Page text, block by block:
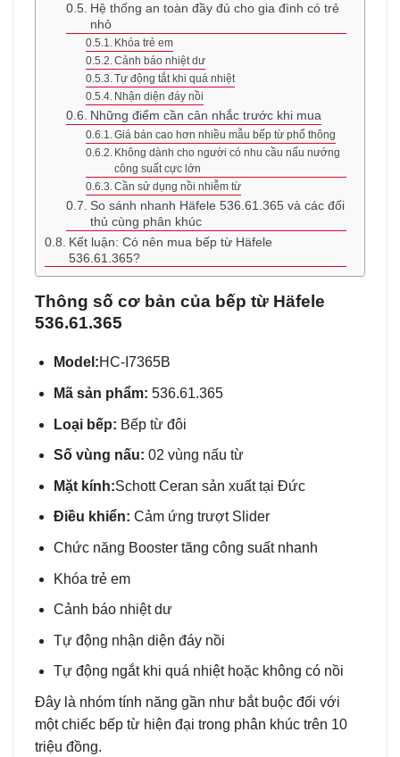
Hệ thống an toàn đầy đủ cho gia đình có trẻ
nhỏ
Khóa trẻ em
Cảnh báo nhiệt dư
Tự động tắt khi quá nhiệt
Nhận diện đáy nồi
Những điểm cần cân nhắc trước khi mua
Giá bán cao hơn nhiều mẫu bếp từ phổ thông
Không dành cho người có nhu cầu nấu nướng
công suất cực lớn
Cần sử dụng nồi nhiễm từ
So sánh nhanh Häfele 536.61.365 và các đối
thủ cùng phân khúc
Kết luận: Có nên mua bếp từ Häfele
536.61.365?
Thông số cơ bản của bếp từ Häfele
536.61.365
Model:HC-I7365B
Mã sản phẩm: 536.61.365
Loại bếp: Bếp từ đôi
Số vùng nấu: 02 vùng nấu từ
Mặt kính:Schott Ceran sản xuất tại Đức
Điều khiển: Cảm ứng trượt Slider
Chức năng Booster tăng công suất nhanh
Khóa trẻ em
Cảnh báo nhiệt dư
Tự động nhận diện đáy nồi
Tự động ngắt khi quá nhiệt hoặc không có nồi
Đây là nhóm tính năng gần như bắt buộc đối với
một chiếc bếp từ hiện đại trong phân khúc trên 10
triệu đồng.